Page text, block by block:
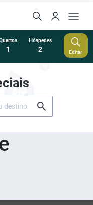
1
Hóspedes
2 Editar